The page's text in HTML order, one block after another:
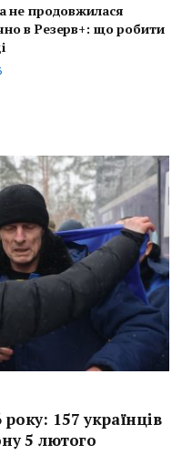
не продовжилася
в Резерв+: що робити
157 українців
5 лютого